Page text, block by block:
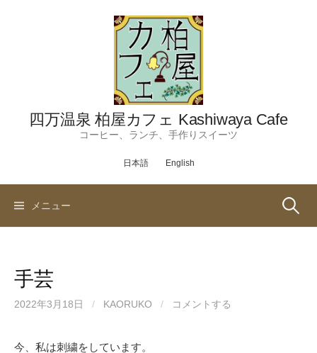
四万温泉 柏屋カフェ Kashiwaya Cafe
コーヒー、ランチ、手作りスイーツ
日本語 English
メニュー 検
手芸
2022年3月18日 / KAORUKO / コメントする
今、私は刺繍をしています。